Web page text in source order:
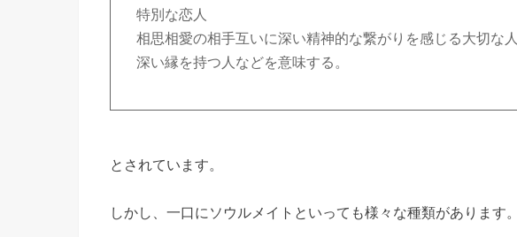
特別な恋人
相思相愛の相手互いに深い精神的な繋がりを感じる大切な人
深い縁を持つ人などを意味する。
とされています。
しかし、一口にソウルメイトといっても様々な種類があります。